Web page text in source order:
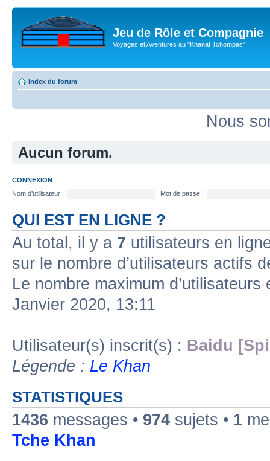
Jeu de Rôle et Compagnie
Voyages et Aventures au "Khanat Tchompas"
Index du forum
Nous
Aucun forum.
CONNEXION
Nom d’utilisateur :
Mot de passe :
QUI EST EN LIGNE ?
Au total, il y a 7 utilisateurs en
sur le nombre d’utilisateurs actifs
Le nombre maximum
Janvier 2020, 13:11
Utilisateur(s) inscrit(s) : Baidu
Légende : Le Khan
STATISTIQUES
1436 messages • 974 sujets • 1
Tche Khan